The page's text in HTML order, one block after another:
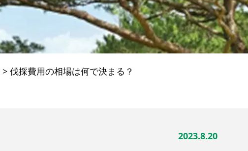
> 伐採費用の相場は何で決まる？
2023.8.20